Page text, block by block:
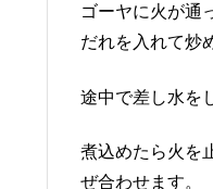
ゴーヤに火が通
だれを入れて炒
途中で差し水を
煮込めたら火を
ぜ合わせます。